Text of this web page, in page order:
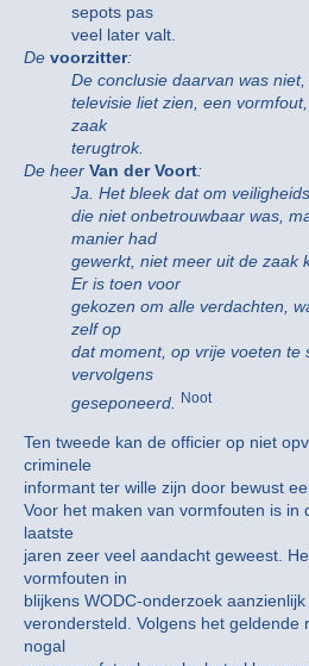
sepots pas
veel later valt.
De voorzitter:
De conclusie daarvan was
televisie liet zien, een
zaak
terugtrok.
De heer Van der Voort:
Ja. Het bleek dat om
die niet onbetrouwbaar was,
manier had
gewerkt, niet meer uit de zaak
Er is toen voor
gekozen om alle verdachten,
zelf op
dat moment, op vrije voeten te
vervolgens
geseponeerd.
Noot
Ten tweede kan de officier op niet
criminele
informant ter wille zijn door bewust
Voor het maken van vormfouten is in
laatste
jaren zeer veel aandacht geweest.
vormfouten in
blijkens WODC-onderzoek
verondersteld. Volgens het geldende
nogal